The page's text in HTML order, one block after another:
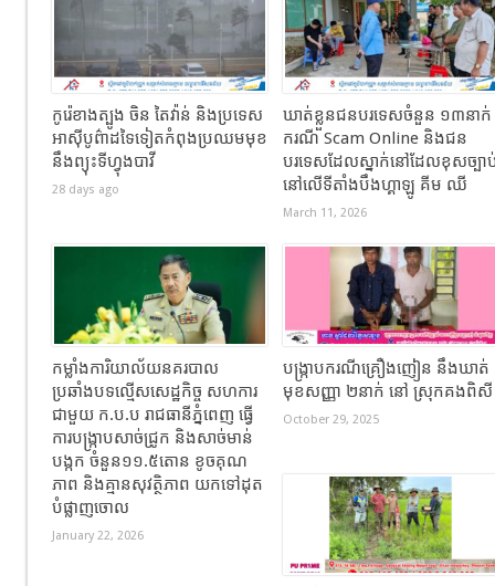
កូរ៉េខាងត្បូង ចិន តៃវ៉ាន់ និងប្រទេស
អាស៊ីបូព៌ាដទៃទៀតកំពុងប្រឈមមុខ
នឹងព្យុះទីហ្វុងបាវី
28 days ago
ឃាត់ខ្លួនជនបរទេសចំនួន ១៣នាក់
ករណី Scam Online និងជន
បរទេសដែលស្នាក់នៅដែលខុសច្បា
នៅលើទីតាំងបឹងហ្គាឡូ គីម ឈី
March 11, 2026
កម្លាំងការិយាល័យនគរបាល
ប្រឆាំងបទល្មើសសេដ្ឋកិច្ច សហការ
ជាមួយ ក.ប.ប រាជធានីភ្នំពេញ ធ្វើ
ការបង្ក្រាបសាច់ជ្រូក និងសាច់មាន់
បង្កក ចំនួន១១.៥តោន ខូចគុណ
ភាព និងគ្មានសុវត្ថិភាព យកទៅដុត
បំផ្លាញចោល
January 22, 2026
បង្ក្រាបករណីគ្រឿងញៀន នឹងឃាត់
មុខសញ្ញា ២នាក់ នៅ ស្រុកគងពិ
October 29, 2025